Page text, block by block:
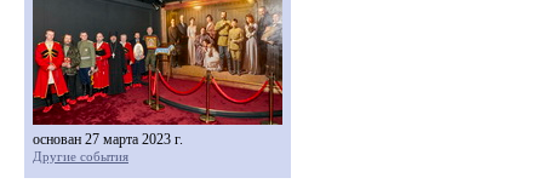
основан 27 марта 2023 г.
Другие события